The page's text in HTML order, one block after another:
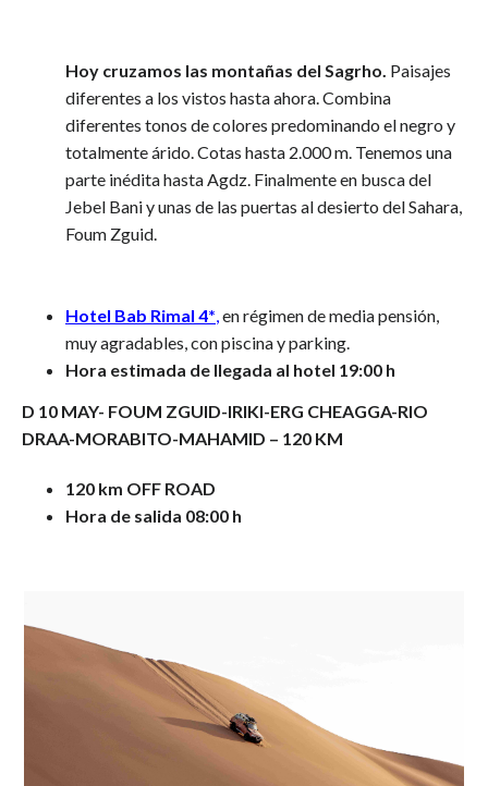
Hoy cruzamos las montañas del Sagrho. Paisajes
diferentes a los vistos hasta ahora. Combina
diferentes tonos de colores predominando el negro y
totalmente árido. Cotas hasta 2.000 m. Tenemos una
parte inédita hasta Agdz. Finalmente en busca del
Jebel Bani y unas de las puertas al desierto del Sahara,
Foum Zguid.
Hotel Bab Rimal 4* en régimen de media pensión,
muy agradables, con piscina y parking.
Hora estimada de llegada al hotel 19:00 h
D 10 MAY- FOUM ZGUID-IRIKI-ERG CHEAGGA-RIO
DRAA-MORABITO-MAHAMID – 120 KM
120 km OFF ROAD
Hora de salida 08:00 h